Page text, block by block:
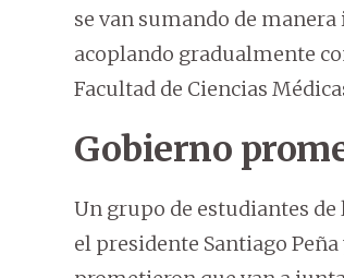
se van sumando de
acoplando gradualmente
Facultad de Ciencias
Gobierno
Un grupo de estudiantes
el presidente Santiago